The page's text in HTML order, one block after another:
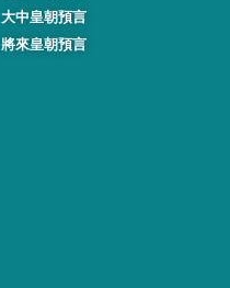
大中皇朝預言
將來皇朝預言